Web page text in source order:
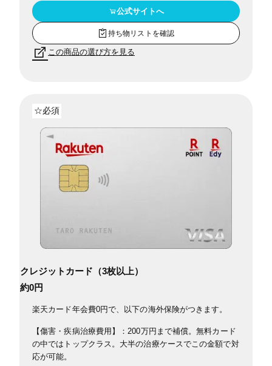
公式サイトへ
持ち物リストを確認
この商品の選び方を見る
☆必須
クレジットカード（3枚以上）
約0円
楽天カード年会費0円で、以下の海外保険がつきます。
【傷害・疾病治療費用】：200万円まで補償。無料カード
の中ではトップクラス。大半の治療ケースでこの金額で対
応が可能。